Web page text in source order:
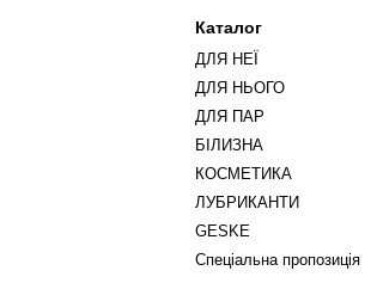
Каталог
ДЛЯ НЕЇ
ДЛЯ НЬОГО
ДЛЯ ПАР
БІЛИЗНА
КОСМЕТИКА
ЛУБРИКАНТИ
GESKE
Спеціальна пропозиція